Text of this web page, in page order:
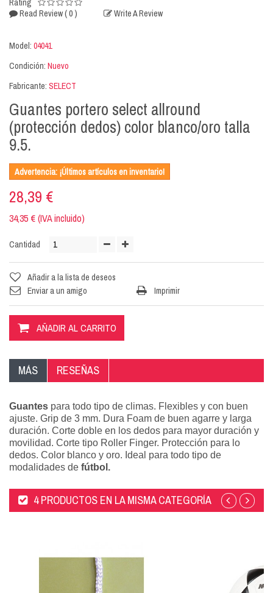
Rating
Read Review( 0 ) Write A Review
Model: 04041
Condición: Nuevo
Fabricante: SELECT
Guantes portero select allround
(protección dedos) color blanco/oro talla
9.5.
Advertencia: ¡Últimos artículos en inventario!
28,39 €
34,35 € (IVA incluido)
Cantidad
Añadir a la lista de deseos
Enviar a un amigo
Imprimir
AÑADIR AL CARRITO
MÁS RESEÑAS
Guantes para todo tipo de climas. Flexibles y con buen
ajuste. Grip de 3 mm. Dura Foam de buen agarre y larga
duración. Corte doble en los dedos para mayor duración y
movilidad. Corte tipo Roller Finger. Protección para lo
dedos. Color blanco y oro. Ideal para todo tipo de
modalidades de fútbol.
4 PRODUCTOS EN LA MISMA CATEGORÍA